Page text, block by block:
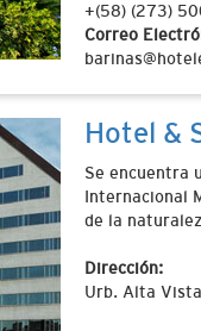
+(58) (273)
Correo
Hotel &
Se encuentra
Internacional
de la
Dirección:
Urb. Alta